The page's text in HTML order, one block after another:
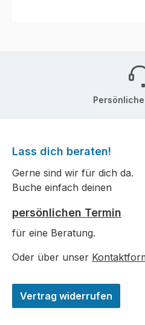
Lass dich beraten!
Gerne sind wir für dich da.
Buche einfach deinen
persönlichen Termin
für eine Beratung.
Oder über unser
Vertrag widerrufen